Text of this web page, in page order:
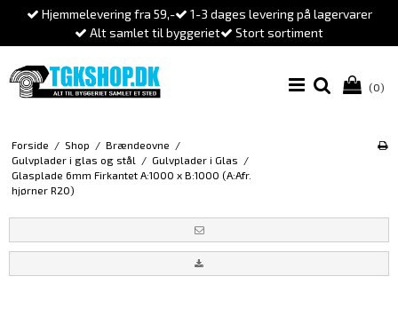
Hjemmelevering fra 59,-
1-3 dages levering på lagervarer
Alt samlet til byggeriet
Stort sortiment
(0)
Forside / Shop / Brændeovne /
Gulvplader i glas og stål
/ Gulvplader i Glas /
Glasplade 6mm Firkantet A:1000 x B:1000 (A:Afr.
hjørner R20)